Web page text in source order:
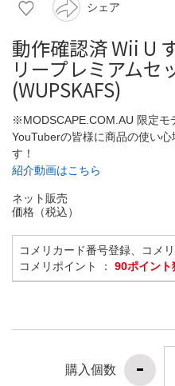
シェア
動作確認済 Wii U
リープレミアムセ
(WUPSKAFS)
※MODSCAPE.COM.AU 限定モ
YouTuberの皆様に商品の使い
す！
紹介動画はこちら
ネット販売
価格（税込）
コメリカード番号登録、コメ
コメリポイント ： 90ポイント
購入個数